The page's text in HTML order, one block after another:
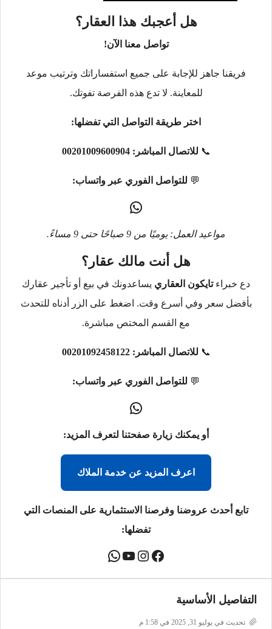
هل أعجبك هذا العقار؟
تواصل معنا الآن!
فريقنا جاهز للإجابة على جميع استفساراتك وترتيب موعد
للمعاينة. لا تدع هذه الفرصة تفوتك.
اختر طريقة التواصل التي تفضلها:
📞 للاتصال المباشر: 00201009600904
💬 للتواصل الفوري عبر واتساب:
مواعيد العمل: يوميًا من 9 صباحًا حتى 9 مساءً.
هل أنت مالك عقار؟
دع خبراءتايكون العقاري يساعدونك في بيع أو تأجير عقارك
بأفضل سعر وفي أسرع وقت. اضغط على الزر أدناه للتحدث
مع القسم المختص مباشرة.
📞 للاتصال المباشر: 00201092458122
💬 للتواصل الفوري عبر واتساب:
أو يمكنك زيارة صفحتنا لتعرف المزيد:
اعرف المزيد عن خدمة الملاك
تابع أحدث عروضنا وفرصنا الاستثمارية على المنصات التي
تفضلها:
التفاصيل الأساسية
تحديث في يوليو 31, 2025 في 1:58 م